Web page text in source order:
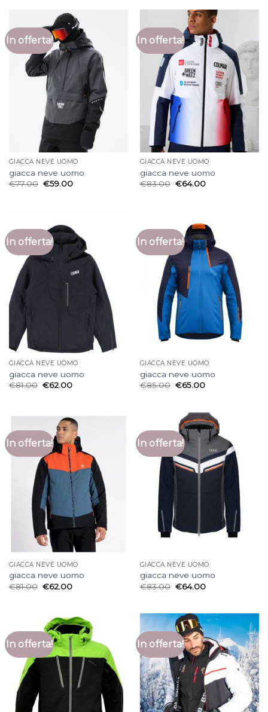
In offerta!
GIACCA NEVE UOMO
giacca neve uomo
€77.00 €59.00
In offerta!
GIACCA NEVE UOMO
giacca neve uomo
€83.00 €64.00
In offerta!
GIACCA NEVE UOMO
giacca neve uomo
€81.00 €62.00
In offerta!
GIACCA NEVE UOMO
giacca neve uomo
€85.00 €65.00
In offerta!
GIACCA NEVE UOMO
giacca neve uomo
€81.00 €62.00
In offerta!
GIACCA NEVE UOMO
giacca neve uomo
€83.00 €64.00
In offerta! In offerta!